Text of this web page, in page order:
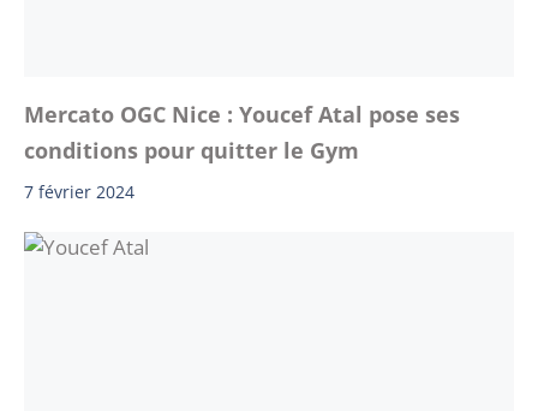
Mercato OGC Nice : Youcef Atal pose ses
conditions pour quitter le Gym
7 février 2024